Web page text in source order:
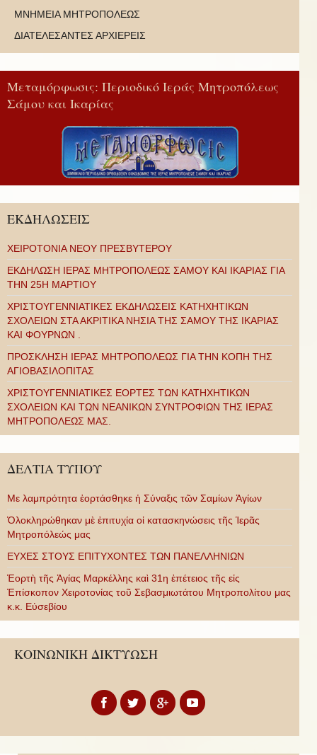
ΜΝΗΜΕΙΑ ΜΗΤΡΟΠΟΛΕΩΣ
ΔΙΑΤΕΛΕΣΑΝΤΕΣ ΑΡΧΙΕΡΕΙΣ
Μεταμόρφωσις: Περιοδικό Ιεράς Μητροπόλεως
Σάμου και Ικαρίας
ΕΚΔΗΛΩΣΕΙΣ
ΧΕΙΡΟΤΟΝΙΑ ΝΕΟΥ ΠΡΕΣΒΥΤΕΡΟΥ
ΕΚΔΗΛΩΣΗ ΙΕΡΑΣ ΜΗΤΡΟΠΟΛΕΩΣ ΣΑΜΟΥ ΚΑΙ ΙΚΑΡΙΑΣ ΓΙΑ
ΤΗΝ 25Η ΜΑΡΤΙΟΥ
ΧΡΙΣΤΟΥΓΕΝΝΙΑΤΙΚΕΣ ΕΚΔΗΛΩΣΕΙΣ ΚΑΤΗΧΗΤΙΚΩΝ
ΣΧΟΛΕΙΩΝ ΣΤΑ ΑΚΡΙΤΙΚΑ ΝΗΣΙΑ ΤΗΣ ΣΑΜΟΥ ΤΗΣ ΙΚΑΡΙΑΣ
ΚΑΙ ΦΟΥΡΝΩΝ .
ΠΡΟΣΚΛΗΣΗ ΙΕΡΑΣ ΜΗΤΡΟΠΟΛΕΩΣ ΓΙΑ ΤΗΝ ΚΟΠΗ ΤΗΣ
ΑΓΙΟΒΑΣΙΛΟΠΙΤΑΣ
ΧΡΙΣΤΟΥΓΕΝΝΙΑΤΙΚΕΣ ΕΟΡΤΕΣ ΤΩΝ ΚΑΤΗΧΗΤΙΚΩΝ
ΣΧΟΛΕΙΩΝ ΚΑΙ ΤΩΝ ΝΕΑΝΙΚΩΝ ΣΥΝΤΡΟΦΙΩΝ ΤΗΣ ΙΕΡΑΣ
ΜΗΤΡΟΠΟΛΕΩΣ ΜΑΣ.
ΔΕΛΤΙΑ ΤΥΠΟΥ
Με λαμπρότητα ἑορτάσθηκε ἡ Σύναξις τῶν Σαμίων Ἁγίων
Ὁλοκληρώθηκαν μὲ ἐπιτυχία οἱ κατασκηνώσεις τῆς Ἱερᾶς
Μητροπόλεώς μας
ΕΥΧΕΣ ΣΤΟΥΣ ΕΠΙΤΥΧΟΝΤΕΣ ΤΩΝ ΠΑΝΕΛΛΗΝΙΩΝ
Ἑορτὴ τῆς Ἁγίας Μαρκέλλης καὶ 31η ἐπέτειος τῆς εἰς
Ἐπίσκοπον Χειροτονίας τοῦ Σεβασμιωτάτου Μητροπολίτου μας
κ.κ. Εὐσεβίου
ΚΟΙΝΩΝΙΚΗ ΔΙΚΤΥΩΣΗ